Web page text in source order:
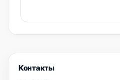
Контакты